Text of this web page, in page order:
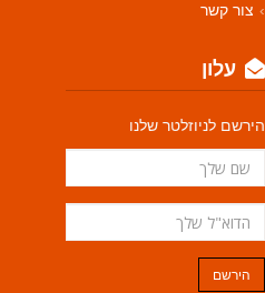
צור קשר
עלון
הירשם לניוזלטר שלנו
הירשם